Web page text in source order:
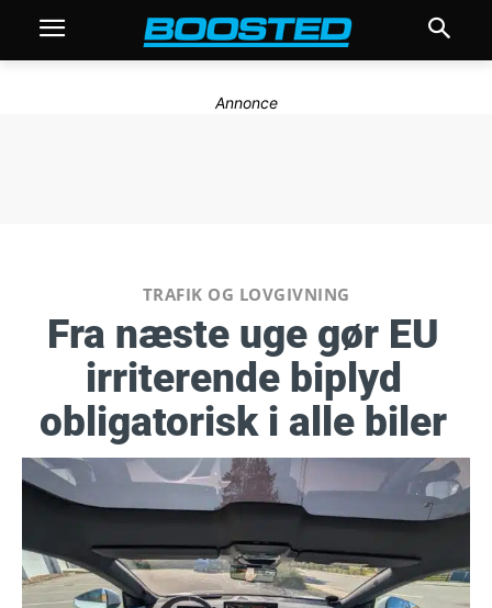
Annonce
TRAFIK OG LOVGIVNING
Fra næste uge gør EU
irriterende biplyd
obligatorisk i alle biler